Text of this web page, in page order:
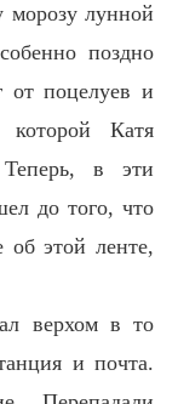
морозу лунной
поздно
от поцелуев и
Катя
в эти
до того, что
об этой ленте,
верхом в то
и почта.